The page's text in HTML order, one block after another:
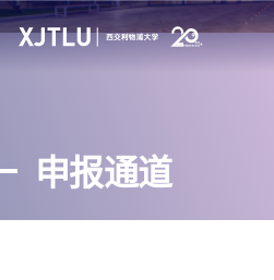
招生
申报通道